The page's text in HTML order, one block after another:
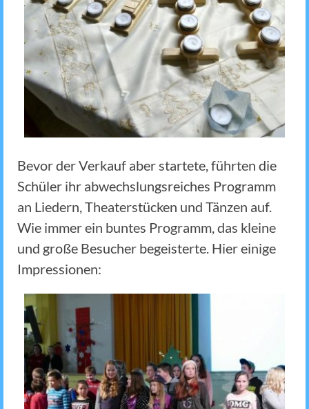
Bevor der Verkauf aber startete, führten die
Schüler ihr abwechslungsreiches Programm
an Liedern, Theaterstücken und Tänzen auf.
Wie immer ein buntes Programm, das kleine
und große Besucher begeisterte. Hier einige
Impressionen: